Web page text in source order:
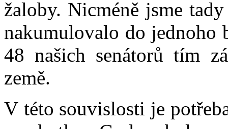
žaloby. Nicméně jsme
nakumulovalo do jednoho
48 našich senátorů tím
země.
V této souvislosti je